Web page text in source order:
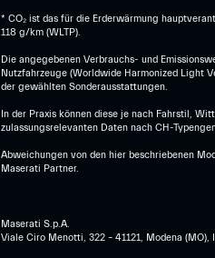
* CO₂ ist das für die Erderwärmung
118 g/km (WLTP).
Die angegebenen Verbrauchs- und
Nutzfahrzeuge (Worldwide Harmonized Light
der gewählten Sonderausstattungen.
In der Praxis können diese je nach Fahrstil,
zulassungsrelevanten Daten nach CH-
Abweichungen von den hier beschriebenen
Maserati Partner.
Maserati S.p.A.
Viale Ciro Menotti, 322 – 41121, Modena (MO),